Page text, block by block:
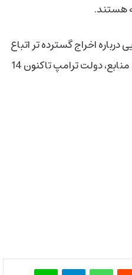
هستند.
اخراج گسترده تر اتباع
ایرانی انجام شده است. به گفته منابع، دولت ترامپ تاکنون 14
‫رددیت واتس آپ تلگرام لاین